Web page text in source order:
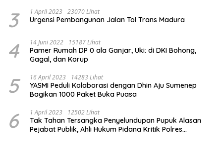
3 1 April 2023 23070 Lihat
Urgensi Pembangunan Jalan Tol Trans Madura
4 14 Juni 2022 15187 Lihat
Pamer Rumah DP 0 ala Ganjar, Uki: di DKI Bohong,
Gagal, dan Korup
5 16 April 2023 14283 Lihat
YASMI Peduli Kolaborasi dengan Dhin Aju Sumenep
Bagikan 1000 Paket Buka Puasa
6 1 April 2023 12502 Lihat
Tak Tahan Tersangka Penyelundupan Pupuk Alasan
Pejabat Publik, Ahli Hukum Pidana Kritik Polres